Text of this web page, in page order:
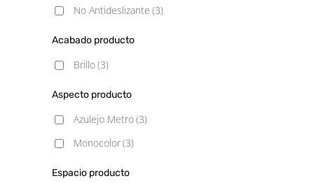
No Antideslizante (3)
Acabado producto
Brillo(3)
Aspecto producto
Azulejo Metro(3)
Monocolor(3)
Espacio producto